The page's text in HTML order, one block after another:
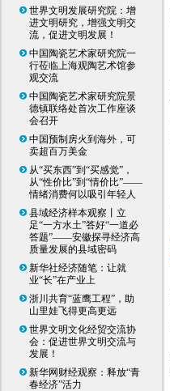
世界文明发展研究院：增
进文明研究，增强文明交
流，促进文明发展！
中国陶瓷艺术家研究院一
行莅临上海观陶艺术馆参
观交流
中国陶瓷艺术家研究院景
德镇联络处首次工作座谈
会召开
中国预制房火到海外，可
卖超百万美金
从“买东西”到“买感觉”，
从“性价比”到“情价比”——
情绪消费何以吸引年轻人
县域经济样本观察丨立
足“一方水土”答好“一道必
答题”——安徽探寻经济高
质量发展的县域密码
新华社经济随笔：让就
业“长”在产业上
浙川共育“蓝鹰工程”，助
山里娃飞得更高更远
世界文明文化经贸交流协
会：促进世界文明交流与
发展！
新华网财经观察：释放“青
春经济”活力